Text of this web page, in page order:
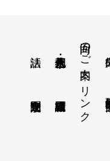
回向のご案内
リンク